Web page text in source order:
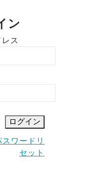
ン
ス
スワードリ
セット